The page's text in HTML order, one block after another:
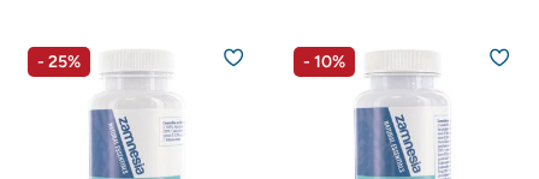
- 25% - 10%